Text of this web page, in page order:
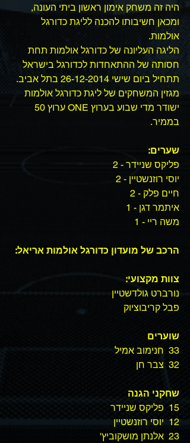
היה זה משחק אימון ראשון ביתי העונה,
ומכאן חשיבותו להכנה לליגת כדורגל
אולמות.
הליגה העליונה של כדורגל אולמות תחת
חסותה של ההתאחדות לכדורגל בישראל
תתחיל ביום שישי 26-12-2014 בתל אביב.
מגזין המשחקים של ליגת כדורגל אולמות
בממיר.
שערים:
פליקס שניידר - 2
יוסי רוזנשטיין - 2
חיים פלק - 2
איתמר דגן - 1
משה ריי - 1
הרכב של מועדון כדורגל אולמות אריאל:
צוות מקצועי:
נורברט גולדשטיין
פבל קריבוציוק
שוערים
33  חנימוב אמיל
32  צבר חן
שחקני הגנה
15  פליקס שניידר
12  יוסי רוזנשטיין
23  אלנתן מושקוביץ'